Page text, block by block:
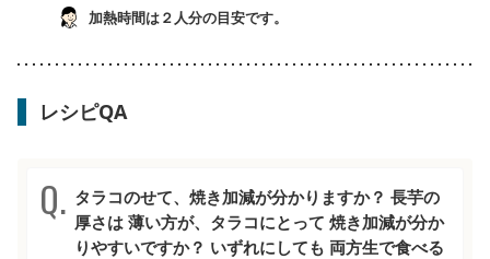
加熱時間は２人分の目安です。
レシピQA
タラコのせて、焼き加減が分かりますか？ 長芋の
厚さは 薄い方が、タラコにとって 焼き加減が分か
りやすいですか？ いずれにしても 両方生で食べる